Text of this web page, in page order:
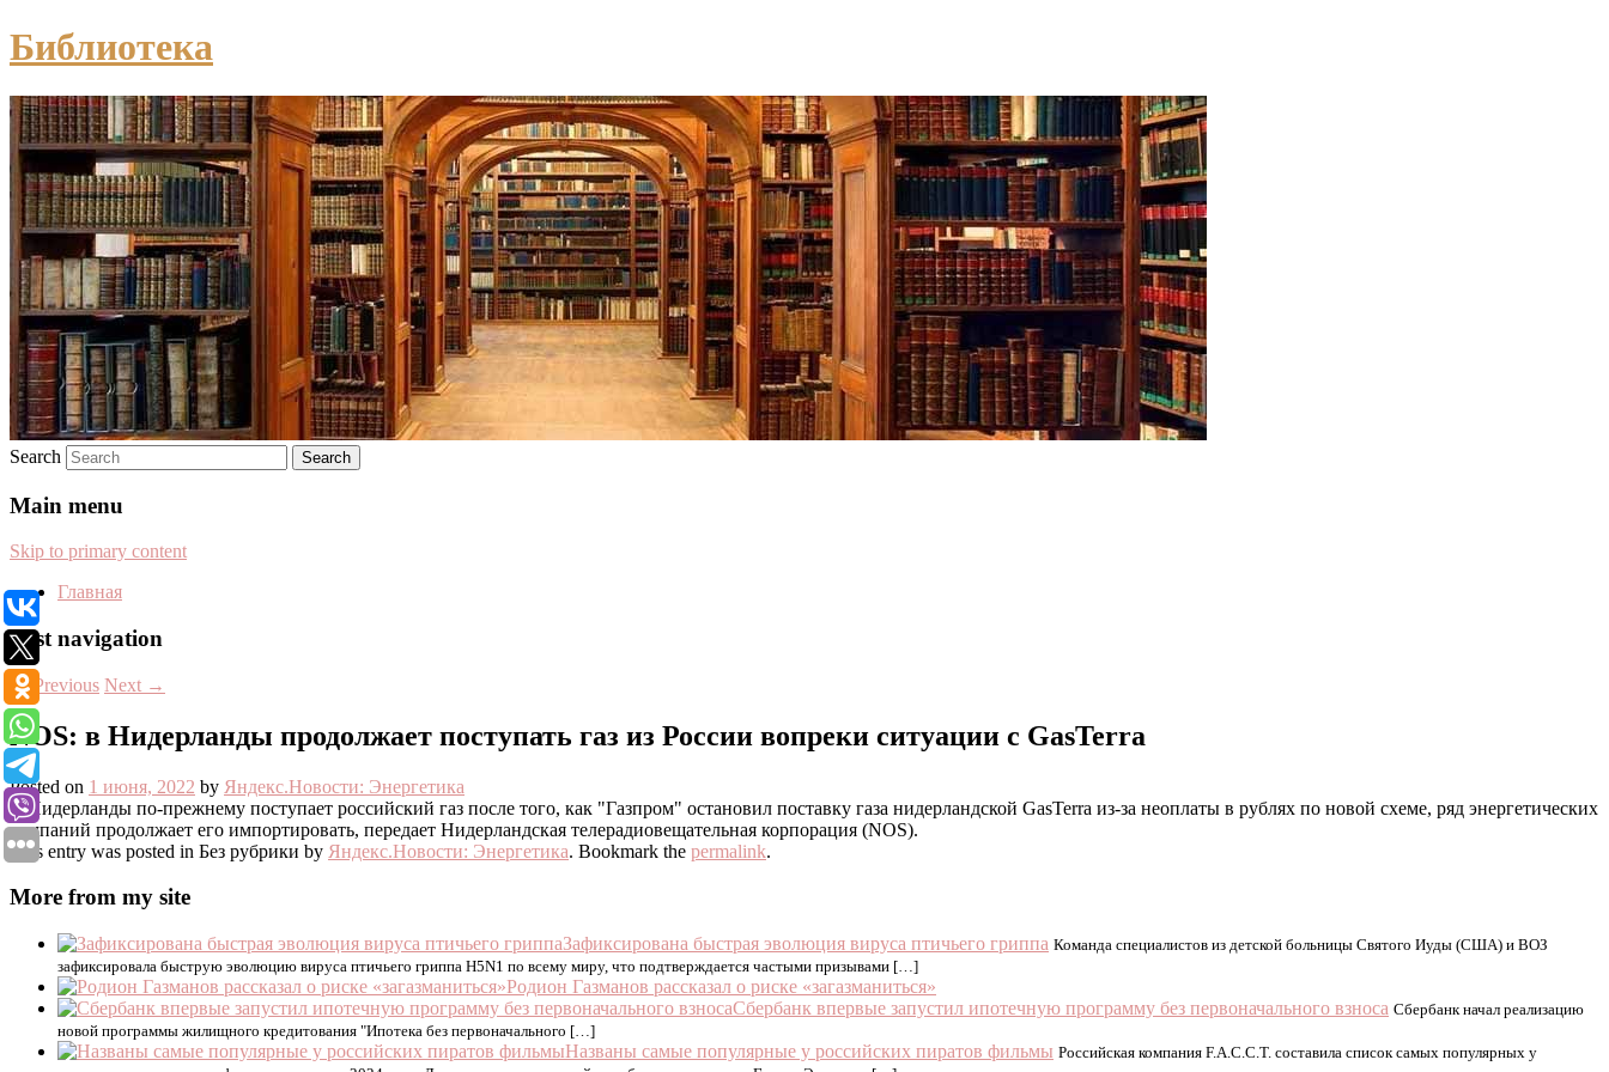
Библиотека
Search
Main menu
Skip to primary content
Главная
Post navigation
←Previous Next →
NOS: в Нидерланды продолжает поступать газ из России вопреки ситуации с GasTerra
Posted on 1 июня, 2022 by Яндекс.Новости: Энергетика
В Нидерланды по-прежнему поступает российский газ после того, как "Газпром" остановил поставку газа нидерландской GasTerra из-за неоплаты в рублях по новой схеме, ряд энергетических
компаний продолжает его импортировать, передает Нидерландская телерадиовещательная корпорация (NOS).
This entry was posted in Без рубрики by Яндекс.Новости: Энергетика. Bookmark the permalink.
More from my site
Зафиксирована быстрая эволюция вируса птичьего гриппа Команда специалистов из детской больницы Святого Иуды (США) и ВОЗ
зафиксировала быструю эволюцию вируса птичьего гриппа H5N1 по всему миру, что подтверждается частыми призывами […]
Родион Газманов рассказал о риске «загазманиться»
Сбербанк впервые запустил ипотечную программу без первоначального взноса Сбербанк начал реализацию
новой программы жилищного кредитования "Ипотека без первоначального […]
Названы самые популярные у российских пиратов фильмы Российская компания F.A.С.С.T. составила список самых популярных у